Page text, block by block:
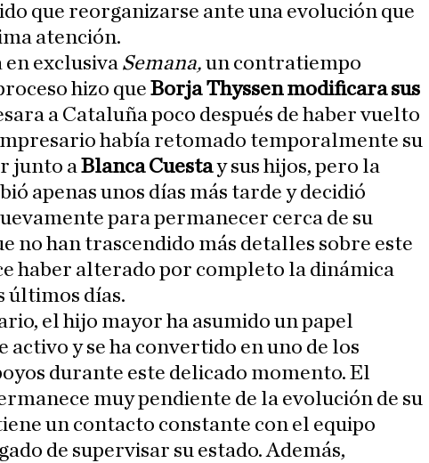
que reorganizarse ante una evolución que
atención.
en exclusiva Semana, un contratiempo
hizo que Borja Thyssen modificara sus
a Cataluña poco después de haber vuelto
había retomado temporalmente su
junto aBlanca Cuestay sus hijos, pero la
apenas unos días más tarde y decidió
para permanecer cerca de su
no han trascendido más detalles sobre este
haber alterado por completo la dinámica
últimos días.
el hijo mayor ha asumido un papel
activo y se ha convertido en uno de los
durante este delicado momento. El
muy pendiente de la evolución de su
un contacto constante con el equipo
de supervisar su estado. Además,